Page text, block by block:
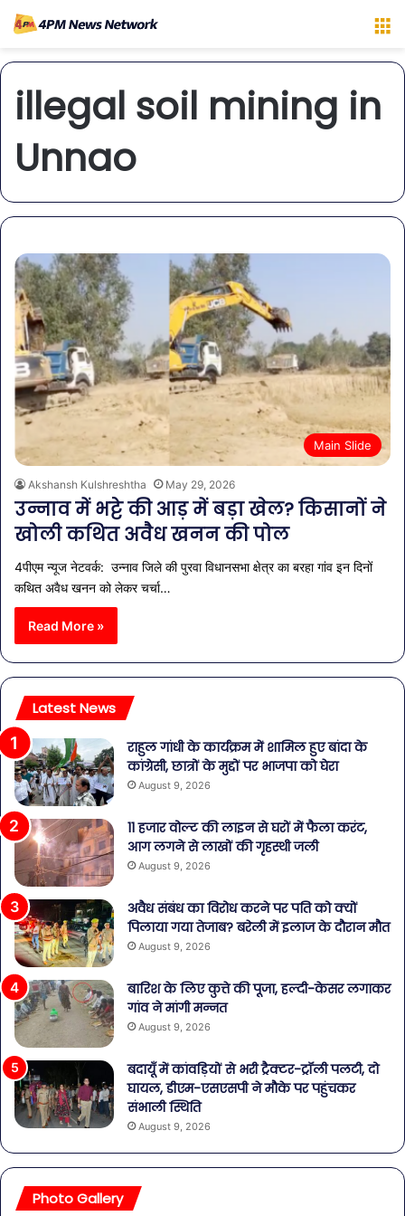
illegal soil mining in
Unnao
Main Slide
Akshansh Kulshreshtha May 29, 2026
उन्नाव में भट्टे की आड़ में बड़ा खेल? किसानों ने
खोली कथित अवैध खनन की पोल
4पीएम न्यूज नेटवर्क: उन्नाव जिले की पुरवा विधानसभा क्षेत्र का बरहा गांव इन दिनों
कथित अवैध खनन को लेकर चर्चा…
Read More »
Latest News
राहुल गांधी के कार्यक्रम में शामिल हुए बांदा के
कांग्रेसी, छात्रों के मुद्दों पर भाजपा को घेरा
August 9, 2026
11 हजार वोल्ट की लाइन से घरों में फैला करंट,
आग लगने से लाखों की गृहस्थी जली
August 9, 2026
अवैध संबंध का विरोध करने पर पति को क्यों
पिलाया गया तेजाब? बरेली में इलाज के दौरान मौत
August 9, 2026
बारिश के लिए कुत्ते की पूजा, हल्दी-केसर लगाकर
गांव ने मांगी मन्नत
August 9, 2026
बदायूँ में कांवड़ियों से भरी ट्रैक्टर-ट्रॉली पलटी, दो
घायल, डीएम-एसएसपी ने मौके पर पहुंचकर
संभाली स्थिति
August 9, 2026
Photo Gallery